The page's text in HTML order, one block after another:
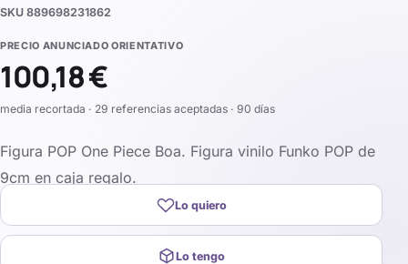
SKU 889698231862
PRECIO ANUNCIADO ORIENTATIVO
100,18 €
media recortada · 29 referencias aceptadas · 90 días
Figura POP One Piece Boa. Figura vinilo Funko POP de
9cm en caja regalo.
Lo quiero
Lo tengo